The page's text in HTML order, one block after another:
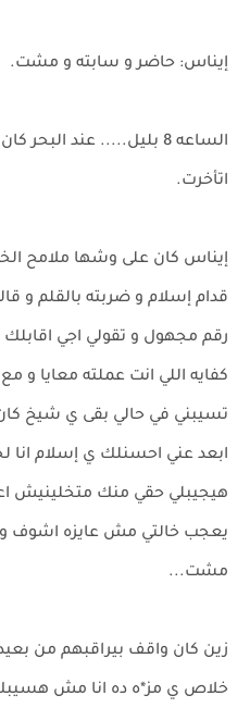
إيناس: حاضر و سابته و مشت.
الساعه 8 بليل..... عند
اتأخرت.
إيناس كان على وشها ملامح
قدام إسلام و ضربته بالقلم و
رقم مجهول و تقولي اجي اقابلك
كفايه اللي انت عملته معايا و مع
تسيبني في حالي بقى ي شيخ
ابعد عني احسنلك ي إسلام انا
هيجيبلي حقي منك متخلينيش
يعجب خالتي مش عايزه اشوف
مشت...
زين كان واقف بيراقبهم من
خلاص ي مز*ه ده انا مش هسيبك